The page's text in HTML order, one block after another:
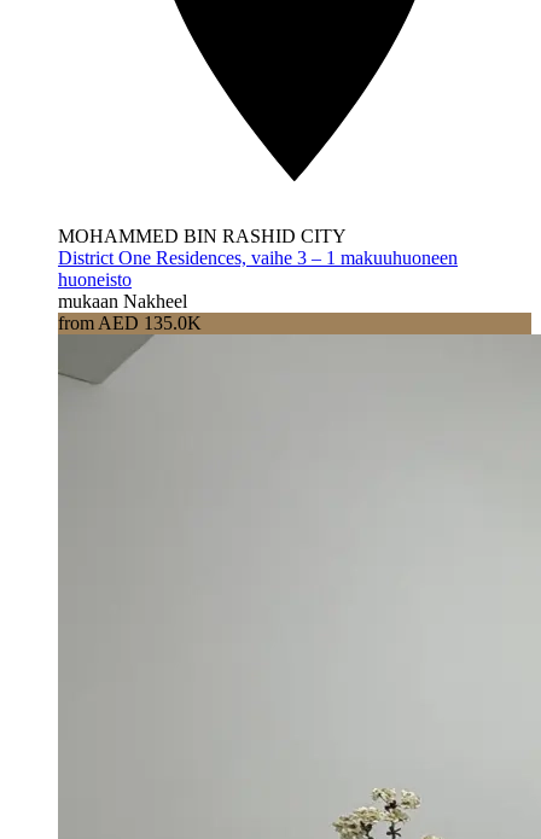
MOHAMMED BIN RASHID CITY
District One Residences, vaihe 3 – 1 makuuhuoneen
huoneisto
mukaan Nakheel
from AED 135.0K